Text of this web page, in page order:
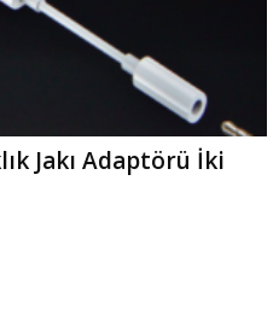
Jakı Adaptörü İki